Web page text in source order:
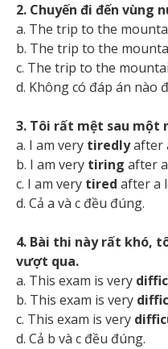
2. Chuyến đi đến
a. The trip to the
b. The trip to the
c. The trip to the
d. Không có đáp án nào
3. Tôi rất mệt sau một
a. I am very tiredlyafter
b. I am very tiring after
c. I am very tired after a
d. Cả a và c đều đúng.
4. Bài thi này rất khó,
vượt qua.
a. This exam is very
b. This exam is very
c. This exam is very
d. Cả b và c đều đúng.